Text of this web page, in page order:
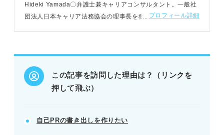
自分の強みに合った例文を選び、具体的なエピソー
ドで補強する。
比喩表現や具体的な成果で、人事担当者の興味を惹
POINT：例文を参考に、自分ならではの役割や成果
を具体的に表現する。
自己PRの書き出しの注意点
Hideki Yamada〇弁護士兼キャリアコンサルタント。一般社
団法人日本キャリア法務協会の理事長を務め、日本キャリア
プロフィール詳細
この記事を訪問した理由は？（リンクを
押して飛ぶ）
自己PRの書き出しを作りたい